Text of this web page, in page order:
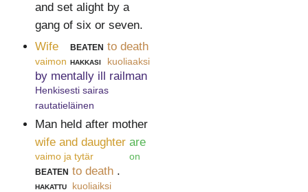
and set alight by a
gang of six or seven.
Wife
vaimon
beaten
hakkasi
to death
kuoliaaksi
by mentally ill railman
Henkisesti sairas
rautatieläinen
Man held after mother
wife and daughter
vaimo ja tytär
are
on
beaten
hakattu
to death
kuoliaiksi
.